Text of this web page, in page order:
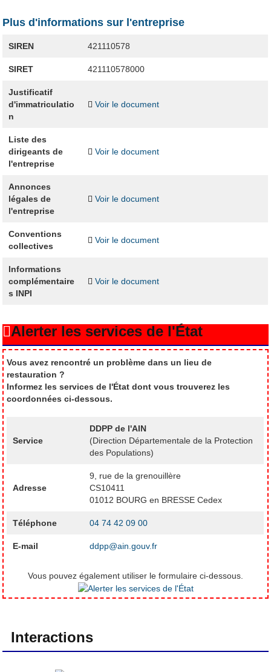
Plus d'informations sur l'entreprise
SIREN 421110578
SIRET 421110578000
Justificatif
d'immatriculatio
n
Voir le document
Liste des
dirigeants de
l'entreprise
Voir le document
Annonces
légales de
l'entreprise
Voir le document
Conventions
collectives
Voir le document
Informations
complémentaire
s INPI
Voir le document
Alerter les services de l'État
Vous avez rencontré un problème dans un lieu de
restauration ?
Informez les services de l'État dont vous trouverez les
coordonnées ci-dessous.
Service
DDPP de l'AIN
(Direction Départementale de la Protection
des Populations)
Adresse
9, rue de la grenouillère
CS10411
01012 BOURG en BRESSE Cedex
Téléphone 04 74 42 09 00
E-mail ddpp@ain.gouv.fr
Vous pouvez également utiliser le formulaire ci-dessous.
Interactions